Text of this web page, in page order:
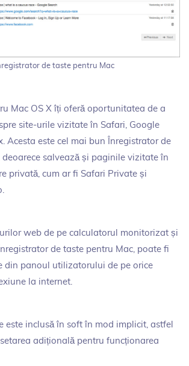
de taste pentru Mac
Mac OS X îți oferă oportunitatea de a
site-urile vizitate în Safari, Google
Acesta este cel mai bun Înregistrator de
deoarece salvează și paginile vizitate în
privată, cum ar fi Safari Private și
web de pe calculatorul monitorizat și
de taste pentru Mac, poate fi
din panoul utilizatorului de pe orice
la internet.
este inclusă în soft în mod implicit, astfel
adițională pentru funcționarea